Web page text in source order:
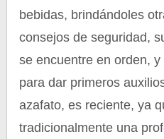
bebidas, brindándoles
consejos de seguridad,
se encuentre en orden,
para dar primeros
azafato, es reciente, ya
tradicionalmente una